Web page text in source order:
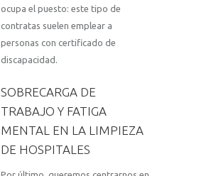
ocupa el puesto: este tipo de
contratas suelen emplear a
personas con certificado de
discapacidad.
SOBRECARGA DE
TRABAJO Y FATIGA
MENTAL EN LA LIMPIEZA
DE HOSPITALES